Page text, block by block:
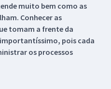
muito bem como as
Conhecer as
tomam a frente da
pois cada
os processos